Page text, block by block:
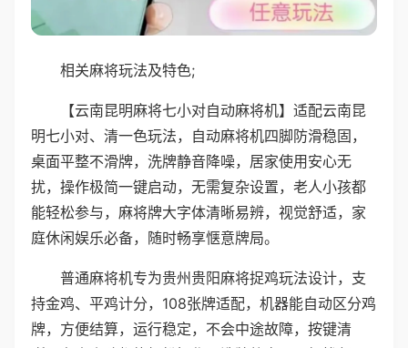
相关麻将玩法及特色;
【云南昆明麻将七小对自动麻将机】适配云南昆
明七小对、清一色玩法，自动麻将机四脚防滑稳固，
桌面平整不滑牌，洗牌静音降噪，居家使用安心无
扰，操作极简一键启动，无需复杂设置，老人小孩都
能轻松参与，麻将牌大字体清晰易辨，视觉舒适，家
庭休闲娱乐必备，随时畅享惬意牌局。
普通麻将机专为贵州贵阳麻将捉鸡玩法设计，支
持金鸡、平鸡计分，108张牌适配，机器能自动区分鸡
牌，方便结算，运行稳定，不会中途故障，按键清